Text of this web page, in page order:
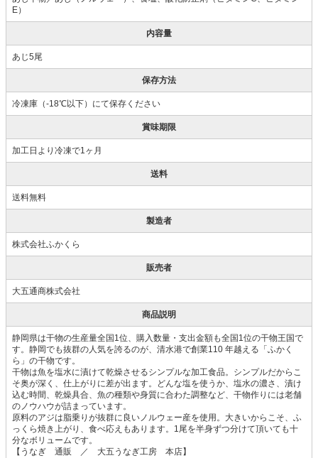
E）
内容量
あじ5尾
保存方法
冷凍庫（-18℃以下）にて保存ください
賞味期限
加工日より冷凍で1ヶ月
送料
送料無料
製造者
株式会社ふかくら
販売者
大五通商株式会社
商品説明
静岡県は干物の生産量全国1位、購入数量・支出金額も全国1位の干物王国で
す。静岡でも抜群の人気を誇るのが、清水港で創業110 年越える「ふかく
ら」の干物です。
干物は魚を塩水に漬けて乾燥させるシンプルな加工食品。シンプルだからこ
そ奥が深く、仕上がりに差が出ます。どんな塩を使うか、塩水の濃さ、漬け
込む時間、乾燥具合、魚の種類や身質に合わた調整など、干物作りには老舗
のノウハウが詰まっています。
原料のアジは脂乗りが抜群に良いノルウェー産を使用。大きいからこそ、ふ
っくら焼き上がり、食べ応えもあります。1尾を半身ずつ分けて頂いても十
分なボリュームです。
【うなぎ 通販 ／ 大五うなぎ工房 本店】